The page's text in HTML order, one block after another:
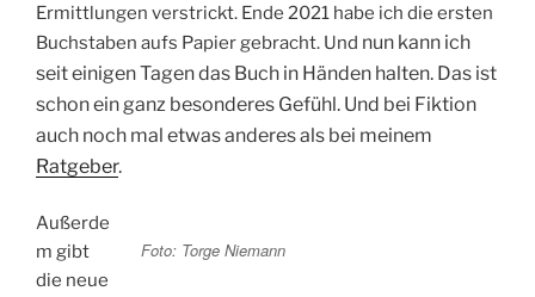
Ermittlungen verstrickt. Ende 2021 habe ich die ersten
Buchstaben aufs Papier gebracht. Und nun kann ich
seit einigen Tagen das Buch in Händen halten. Das ist
schon ein ganz besonderes Gefühl. Und bei Fiktion
auch noch mal etwas anderes als bei meinem
Ratgeber.
Foto: Torge Niemann
Außerde
m gibt
die neue